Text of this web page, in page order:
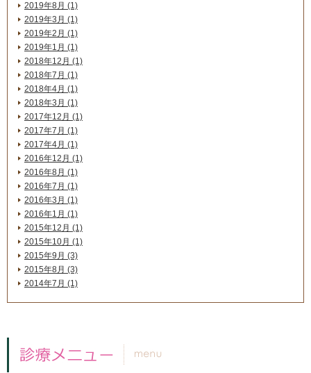
2019年8月 (1)
2019年3月 (1)
2019年2月 (1)
2019年1月 (1)
2018年12月 (1)
2018年7月 (1)
2018年4月 (1)
2018年3月 (1)
2017年12月 (1)
2017年7月 (1)
2017年4月 (1)
2016年12月 (1)
2016年8月 (1)
2016年7月 (1)
2016年3月 (1)
2016年1月 (1)
2015年12月 (1)
2015年10月 (1)
2015年9月 (3)
2015年8月 (3)
2014年7月 (1)